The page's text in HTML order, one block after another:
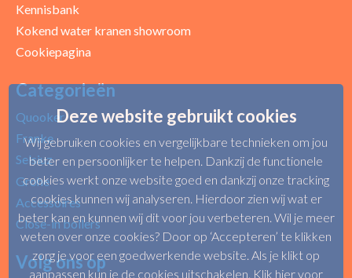
Kennisbank
Kokend water kranen showroom
Cookiepagina
Categorieën
Quooker
Franke
Selsiuz
Grohe
Accessoires
Close-in boilers
Volg ons op
Deze website gebruikt cookies
Wij gebruiken cookies en vergelijkbare technieken om jou
beter en persoonlijker te helpen. Dankzij de functionele
cookies werkt onze website goed en dankzij onze tracking
cookies kunnen wij analyseren. Hierdoor zien wij wat er
beter kan en kunnen wij dit voor jou verbeteren. Wil je meer
weten over onze cookies? Door op ‘Accepteren’ te klikken
zorg je voor een goedwerkende website. Als je klikt op
aanpassen kun je de cookies uitschakelen. Klik hier voor